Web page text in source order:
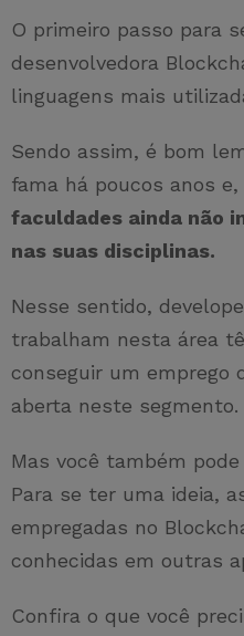
O primeiro passo para
desenvolvedora
linguagens mais
Sendo assim, é bom
fama há poucos anos
faculdades ainda não
nas suas disciplinas.
Nesse sentido,
trabalham nesta área
conseguir um emprego
aberta neste segmento.
Mas você também
Para se ter uma ideia,
empregadas no
conhecidas em outras
Confira o que você